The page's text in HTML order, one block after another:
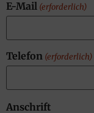
E-Mail (erforderlich)
Telefon (erforderlich)
Anschrift